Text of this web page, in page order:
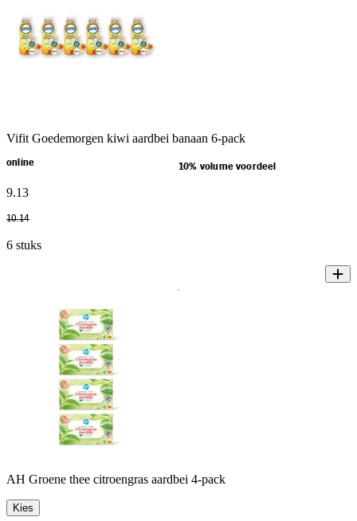
Vifit Goedemorgen kiwi aardbei banaan 6-pack
online 10% volume voordeel
9.13
10.14
6 stuks
AH Groene thee citroengras aardbei 4-pack
Kies